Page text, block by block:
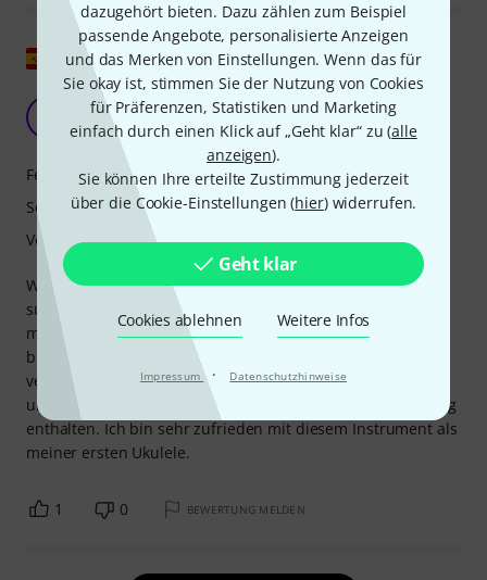
dazugehört bieten. Dazu zählen zum Beispiel
passende Angebote, personalisierte Anzeigen
und das Merken von Einstellungen. Wenn das für
Sie okay ist, stimmen Sie der Nutzung von Cookies
für Präferenzen, Statistiken und Marketing
einfach durch einen Klick auf „Geht klar“ zu (alle
anzeigen).
Sie können Ihre erteilte Zustimmung jederzeit
über die Cookie-Einstellungen (hier) widerrufen.
Geht klar
Cookies ablehnen Weitere Infos
Impressum · Datenschutzhinweise
Original zeigen
meine erste Ukulele
AGmusic 10.04.2023
Wenn man mit dem Spielen eines Instruments beginnt,
sucht man immer nach etwas sehr Günstigem oder etwas
mit einem guten Preis-Leistungs-Verhältnis. Diese Ukulele
bietet genau das. Sie ist kein Spielzeug, sondern ein gut
verarbeitetes und geprüftes Instrument. Passende Saiten
und eine wirklich zuverlässige Gigbag sind im Lieferumfang
enthalten. Ich bin sehr zufrieden mit diesem Instrument als
meiner ersten Ukulele.
Features
Sound
Verarbeitung
1 0 BEWERTUNG MELDEN